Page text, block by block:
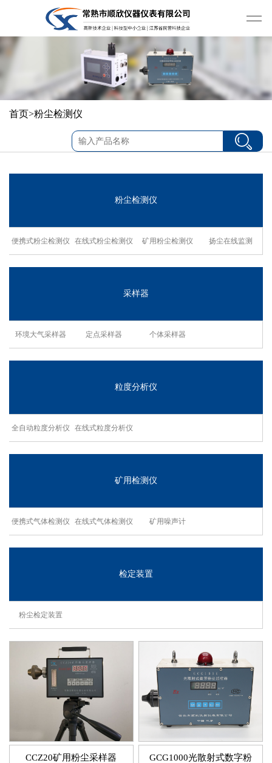
首页>粉尘检测仪
粉尘检测仪
便携式粉尘检测仪 在线式粉尘检测仪 矿用粉尘检测仪 扬尘在线监测
采样器
环境大气采样器 定点采样器 个体采样器
粒度分析仪
全自动粒度分析仪 在线式粒度分析仪
矿用检测仪
便携式气体检测仪 在线式气体检测仪 矿用噪声计
检定装置
粉尘检定装置
CCZ20矿用粉尘采样器
GCG1000光散射式数字粉